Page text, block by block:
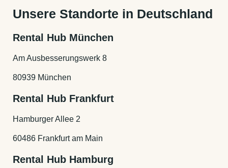
Unsere Standorte in Deutschland
Rental Hub München
Am Ausbesserungswerk 8
80939 München
Rental Hub Frankfurt
Hamburger Allee 2
60486 Frankfurt am Main
Rental Hub Hamburg